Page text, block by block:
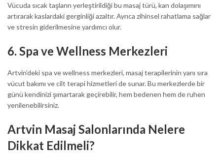
Vücuda sıcak taşların yerleştirildiği bu masaj türü, kan dolaşımını
artırarak kaslardaki gerginliği azaltır. Ayrıca zihinsel rahatlama sağlar
ve stresin giderilmesine yardımcı olur.
6. Spa ve Wellness Merkezleri
Artvin’deki spa ve wellness merkezleri, masaj terapilerinin yanı sıra
vücut bakımı ve cilt terapi hizmetleri de sunar. Bu merkezlerde bir
günü kendinizi şımartarak geçirebilir, hem bedenen hem de ruhen
yenilenebilirsiniz.
Artvin Masaj Salonlarında Nelere
Dikkat Edilmeli?